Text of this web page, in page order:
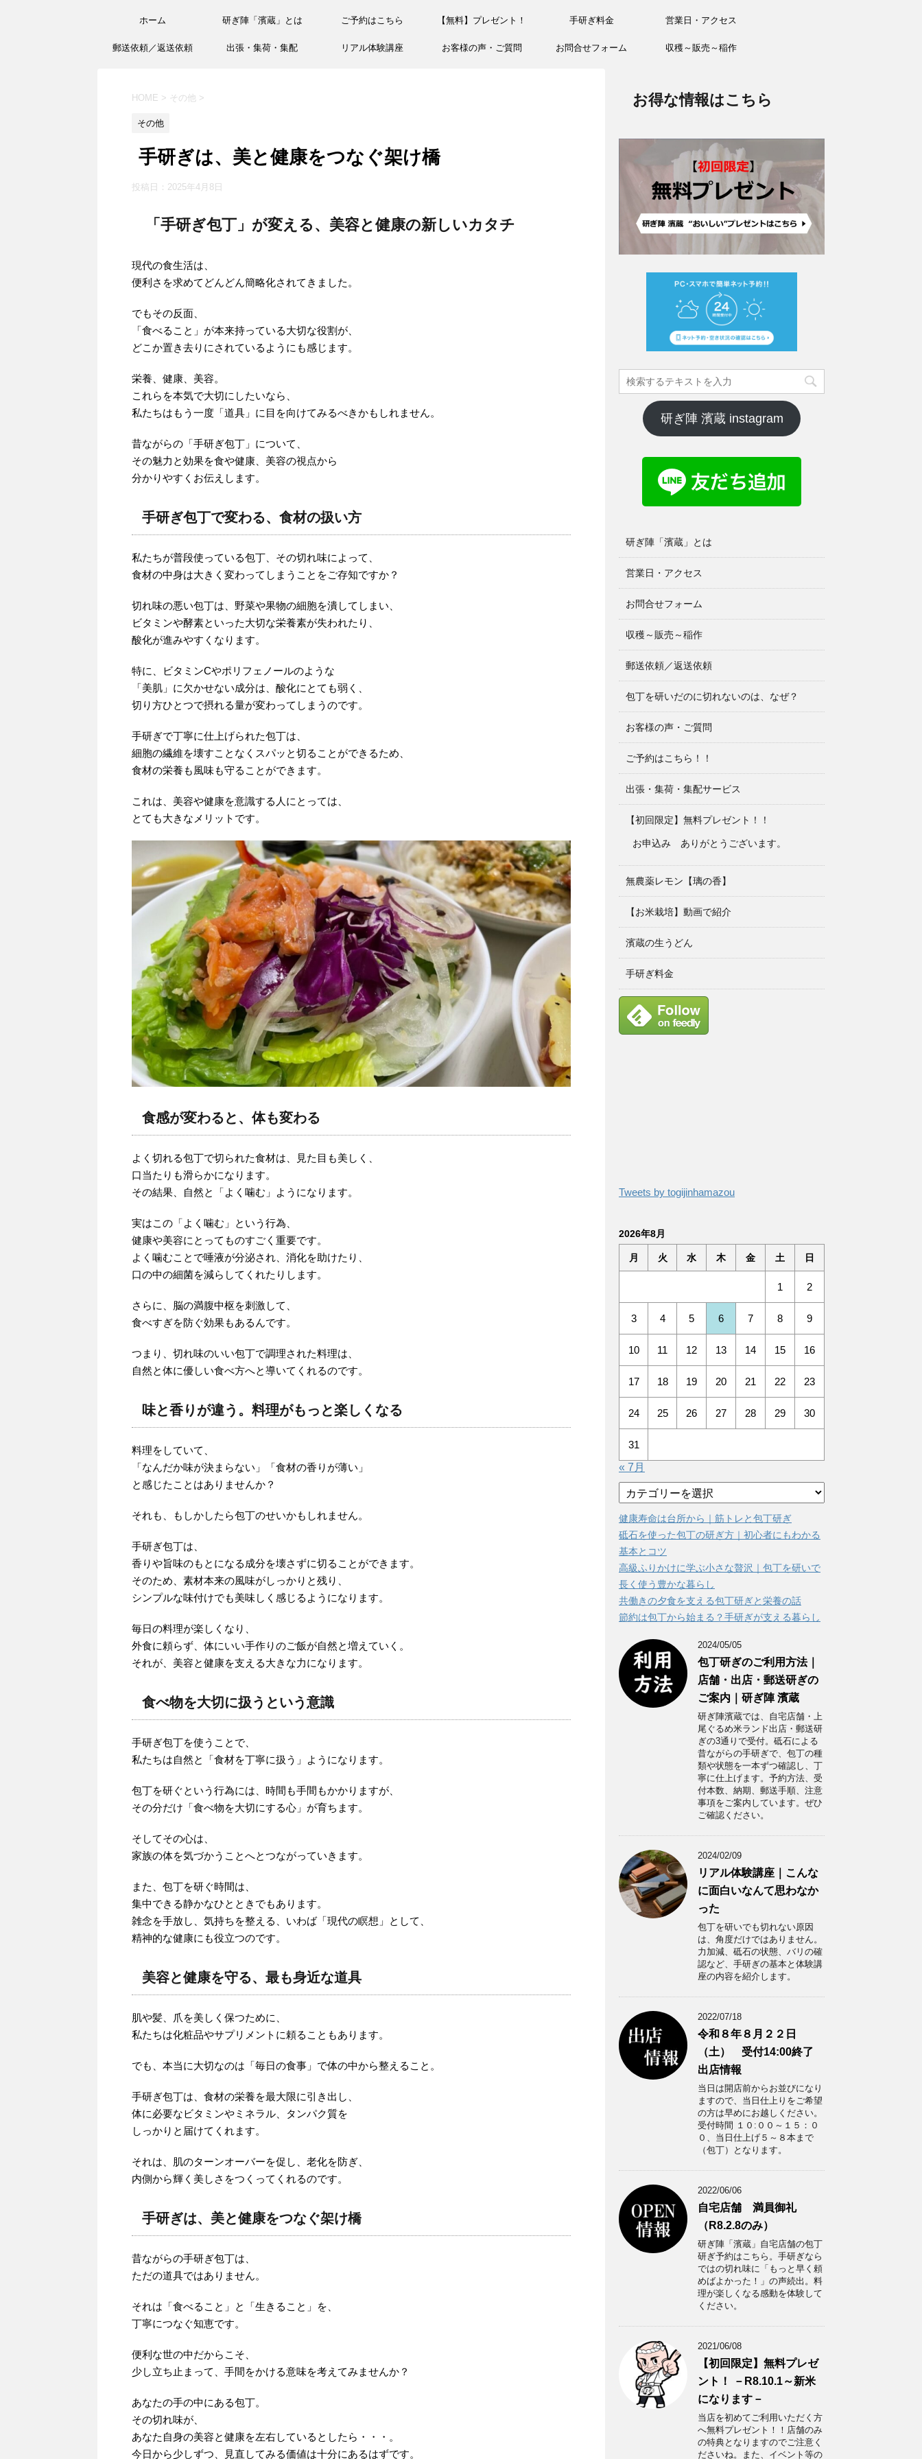
ホーム 研ぎ陣「濱蔵」とは ご予約はこちら 【無料】プレゼント！ 手研ぎ料金 営業日・アクセス
郵送依頼／返送依頼 出張・集荷・集配 リアル体験講座 お客様の声・ご質問 お問合せフォーム 収穫～販売～稲作
HOME > その他 >
その他
手研ぎは、美と健康をつなぐ架け橋
投稿日： 2025年4月8日
「手研ぎ包丁」が変える、美容と健康の新しいカタチ
現代の食生活は、
便利さを求めてどんどん簡略化されてきました。
でもその反面、
「食べること」が本来持っている大切な役割が、
どこか置き去りにされているようにも感じます。
栄養、健康、美容。
これらを本気で大切にしたいなら、
私たちはもう一度「道具」に目を向けてみるべきかもしれません。
昔ながらの「手研ぎ包丁」について、
その魅力と効果を食や健康、美容の視点から
分かりやすくお伝えします。
手研ぎ包丁で変わる、食材の扱い方
私たちが普段使っている包丁、その切れ味によって、
食材の中身は大きく変わってしまうことをご存知ですか？
切れ味の悪い包丁は、野菜や果物の細胞を潰してしまい、
ビタミンや酵素といった大切な栄養素が失われたり、
酸化が進みやすくなります。
特に、ビタミンCやポリフェノールのような
「美肌」に欠かせない成分は、酸化にとても弱く、
切り方ひとつで摂れる量が変わってしまうのです。
手研ぎで丁寧に仕上げられた包丁は、
細胞の繊維を壊すことなくスパッと切ることができるため、
食材の栄養も風味も守ることができます。
これは、美容や健康を意識する人にとっては、
とても大きなメリットです。
食感が変わると、体も変わる
よく切れる包丁で切られた食材は、見た目も美しく、
口当たりも滑らかになります。
その結果、自然と「よく噛む」ようになります。
実はこの「よく噛む」という行為、
健康や美容にとってものすごく重要です。
よく噛むことで唾液が分泌され、消化を助けたり、
口の中の細菌を減らしてくれたりします。
さらに、脳の満腹中枢を刺激して、
食べすぎを防ぐ効果もあるんです。
つまり、切れ味のいい包丁で調理された料理は、
自然と体に優しい食べ方へと導いてくれるのです。
味と香りが違う。料理がもっと楽しくなる
料理をしていて、
「なんだか味が決まらない」「食材の香りが薄い」
と感じたことはありませんか？
それも、もしかしたら包丁のせいかもしれません。
手研ぎ包丁は、
香りや旨味のもとになる成分を壊さずに切ることができます。
そのため、素材本来の風味がしっかりと残り、
シンプルな味付けでも美味しく感じるようになります。
毎日の料理が楽しくなり、
外食に頼らず、体にいい手作りのご飯が自然と増えていく。
それが、美容と健康を支える大きな力になります。
食べ物を大切に扱うという意識
手研ぎ包丁を使うことで、
私たちは自然と「食材を丁寧に扱う」ようになります。
包丁を研ぐという行為には、時間も手間もかかりますが、
その分だけ「食べ物を大切にする心」が育ちます。
そしてその心は、
家族の体を気づかうことへとつながっていきます。
また、包丁を研ぐ時間は、
集中できる静かなひとときでもあります。
雑念を手放し、気持ちを整える、いわば「現代の瞑想」として、
精神的な健康にも役立つのです。
美容と健康を守る、最も身近な道具
肌や髪、爪を美しく保つために、
私たちは化粧品やサプリメントに頼ることもあります。
でも、本当に大切なのは「毎日の食事」で体の中から整えること。
手研ぎ包丁は、食材の栄養を最大限に引き出し、
体に必要なビタミンやミネラル、タンパク質を
しっかりと届けてくれます。
それは、肌のターンオーバーを促し、老化を防ぎ、
内側から輝く美しさをつくってくれるのです。
手研ぎは、美と健康をつなぐ架け橋
昔ながらの手研ぎ包丁は、
ただの道具ではありません。
それは「食べること」と「生きること」を、
丁寧につなぐ知恵です。
便利な世の中だからこそ、
少し立ち止まって、手間をかける意味を考えてみませんか？
あなたの手の中にある包丁。
その切れ味が、
あなた自身の美容と健康を左右しているとしたら・・・。
今日から少しずつ、見直してみる価値は十分にあるはずです。
お得な情報はこちら
研ぎ陣 濱蔵 instagram
研ぎ陣「濱蔵」とは
営業日・アクセス
お問合せフォーム
収穫～販売～稲作
郵送依頼／返送依頼
包丁を研いだのに切れないのは、なぜ？
お客様の声・ご質問
ご予約はこちら！！
出張・集荷・集配サービス
【初回限定】無料プレゼント！！
お申込み ありがとうございます。
無農薬レモン【璃の香】
【お米栽培】動画で紹介
濱蔵の生うどん
手研ぎ料金
Tweets by togijinhamazou
2026年8月
月 火 水 木 金 土 日
1 2
3 4 5 6 7 8 9
10 11 12 13 14 15 16
17 18 19 20 21 22 23
24 25 26 27 28 29 30
31
« 7月
テ
ゴ
リ
ー
健康寿命は台所から｜筋トレと包丁研ぎ
砥石を使った包丁の研ぎ方｜初心者にもわかる
基本とコツ
高級ふりかけに学ぶ小さな贅沢｜包丁を研いで
長く使う豊かな暮らし
共働きの夕食を支える包丁研ぎと栄養の話
節約は包丁から始まる？手研ぎが支える暮らし
2024/05/05
包丁研ぎのご利用方法｜
店舗・出店・郵送研ぎの
ご案内｜研ぎ陣 濱蔵
研ぎ陣濱蔵では、自宅店舗・上
尾ぐるめ米ランド出店・郵送研
ぎの3通りで受付。砥石による
昔ながらの手研ぎで、包丁の種
類や状態を一本ずつ確認し、丁
寧に仕上げます。予約方法、受
付本数、納期、郵送手順、注意
事項をご案内しています。ぜひ
ご確認ください。
2024/02/09
リアル体験講座｜こんな
に面白いなんて思わなか
った
包丁を研いでも切れない原因
は、角度だけではありません。
力加減、砥石の状態、バリの確
認など、手研ぎの基本と体験講
座の内容を紹介します。
2022/07/18
令和８年８月２２日
（土） 受付14:00終了
出店情報
当日は開店前からお並びになり
ますので、当日仕上りをご希望
の方は早めにお越しください。
受付時間 １０:００～１５：０
０、当日仕上げ５～８本まで
（包丁）となります。
2022/06/06
自宅店舗 満員御礼
（R8.2.8のみ）
研ぎ陣「濱蔵」自宅店舗の包丁
研ぎ予約はこちら。手研ぎなら
ではの切れ味に「もっと早く頼
めばよかった！」の声続出。料
理が楽しくなる感動を体験して
ください。
2021/06/08
【初回限定】無料プレゼ
ント！ －R8.10.1～新米
になります－
当店を初めてご利用いただく方
へ無料プレゼント！！店舗のみ
の特典となりますのでご注意く
ださいね。また、イベント等の